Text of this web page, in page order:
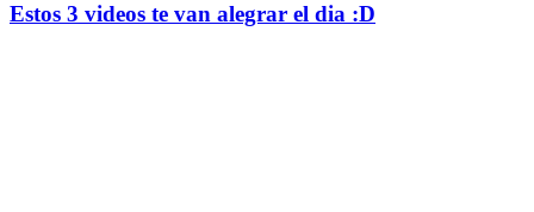
Estos 3 videos te van alegrar el dia :D